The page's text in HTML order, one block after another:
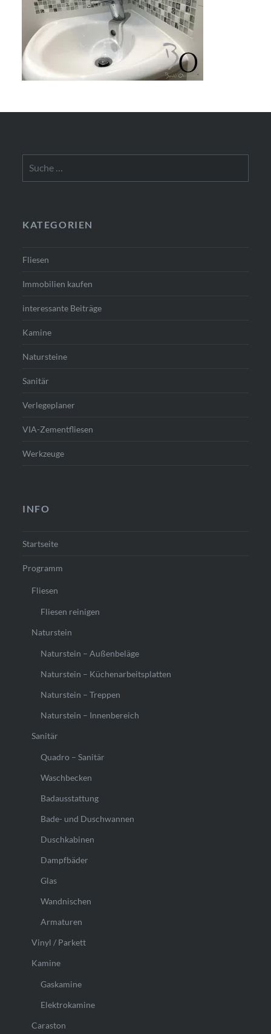
nach:
KATEGORIEN
Fliesen
Immobilien kaufen
interessante Beiträge
Kamine
Natursteine
Sanitär
Verlegeplaner
VIA-Zementfliesen
Werkzeuge
INFO
Startseite
Programm
Fliesen
Fliesen reinigen
Naturstein
Naturstein – Außenbeläge
Naturstein – Küchenarbeitsplatten
Naturstein – Treppen
Naturstein – Innenbereich
Sanitär
Quadro – Sanitär
Waschbecken
Badausstattung
Bade- und Duschwannen
Duschkabinen
Dampfbäder
Glas
Wandnischen
Armaturen
Vinyl / Parkett
Kamine
Gaskamine
Elektrokamine
Caraston